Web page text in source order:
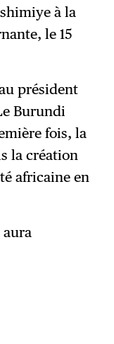
à la
le 15
président
Burundi
fois, la
la création
africaine en